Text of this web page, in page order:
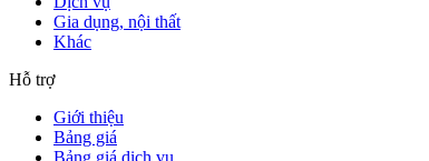
Gia dụng, nội thất
Khác
Hỗ trợ
Giới thiệu
Bảng giá
Bảng giá dịch vụ